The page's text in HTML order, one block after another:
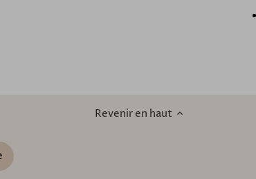
Revenir en haut